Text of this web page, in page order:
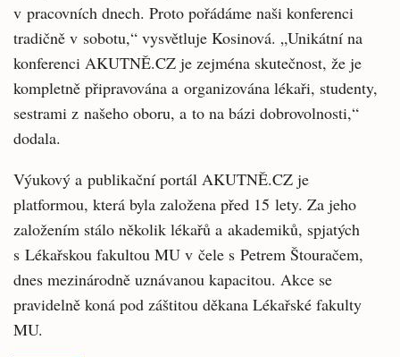
v pracovních dnech. Proto pořádáme naši konferenci
tradičně v sobotu,“ vysvětluje Kosinová. „Unikátní na
konferenci AKUTNĚ.CZ je zejména skutečnost, že je
kompletně připravována a organizována lékaři, studenty,
sestrami z našeho oboru, a to na bázi dobrovolnosti,“
dodala.
Výukový a publikační portál AKUTNĚ.CZ je
platformou, která byla založena před 15 lety. Za jeho
založením stálo několik lékařů a akademiků, spjatých
s Lékařskou fakultou MU v čele s Petrem Štouračem,
dnes mezinárodně uznávanou kapacitou. Akce se
pravidelně koná pod záštitou děkana Lékařské fakulty
MU.